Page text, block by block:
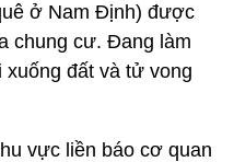
ở Nam Định) được
chung cư. Đang làm
đất và tử vong
vực liền báo cơ quan